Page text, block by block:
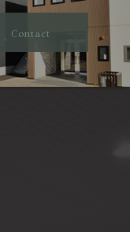
Contact